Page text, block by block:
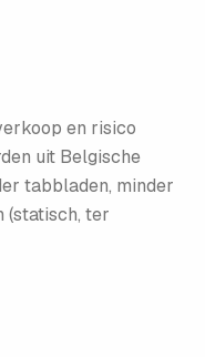
en risico
uit Belgische
tabbladen, minder
(statisch, ter